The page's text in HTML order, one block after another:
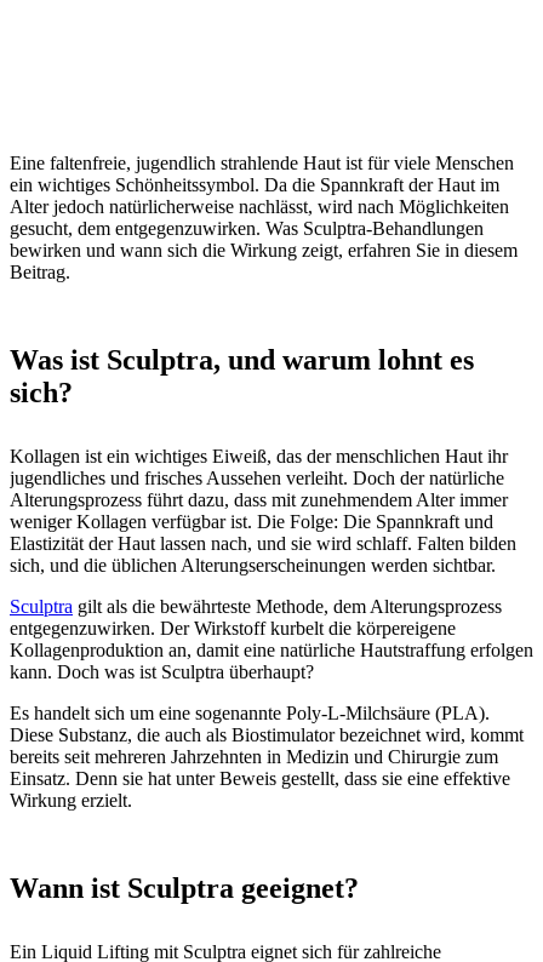
Eine faltenfreie, jugendlich strahlende Haut ist für viele Menschen
ein wichtiges Schönheitssymbol. Da die Spannkraft der Haut im
Alter jedoch natürlicherweise nachlässt, wird nach Möglichkeiten
gesucht, dem entgegenzuwirken. Was Sculptra-Behandlungen
bewirken und wann sich die Wirkung zeigt, erfahren Sie in diesem
Beitrag.
Was ist Sculptra, und warum lohnt es
sich?
Kollagen ist ein wichtiges Eiweiß, das der menschlichen Haut ihr
jugendliches und frisches Aussehen verleiht. Doch der natürliche
Alterungsprozess führt dazu, dass mit zunehmendem Alter immer
weniger Kollagen verfügbar ist. Die Folge: Die Spannkraft und
Elastizität der Haut lassen nach, und sie wird schlaff. Falten bilden
sich, und die üblichen Alterungserscheinungen werden sichtbar.
Sculptra gilt als die bewährteste Methode, dem Alterungsprozess
entgegenzuwirken. Der Wirkstoff kurbelt die körpereigene
Kollagenproduktion an, damit eine natürliche Hautstraffung erfolgen
kann. Doch was ist Sculptra überhaupt?
Es handelt sich um eine sogenannte Poly-L-Milchsäure (PLA).
Diese Substanz, die auch als Biostimulator bezeichnet wird, kommt
bereits seit mehreren Jahrzehnten in Medizin und Chirurgie zum
Einsatz. Denn sie hat unter Beweis gestellt, dass sie eine effektive
Wirkung erzielt.
Wann ist Sculptra geeignet?
Ein Liquid Lifting mit Sculptra eignet sich für zahlreiche